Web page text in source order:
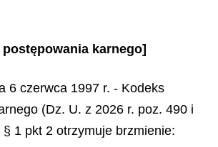
postępowania karnego]
6 czerwca 1997 r. - Kodeks
(Dz. U. z 2026 r. poz. 490 i
1 pkt 2 otrzymuje brzmienie: